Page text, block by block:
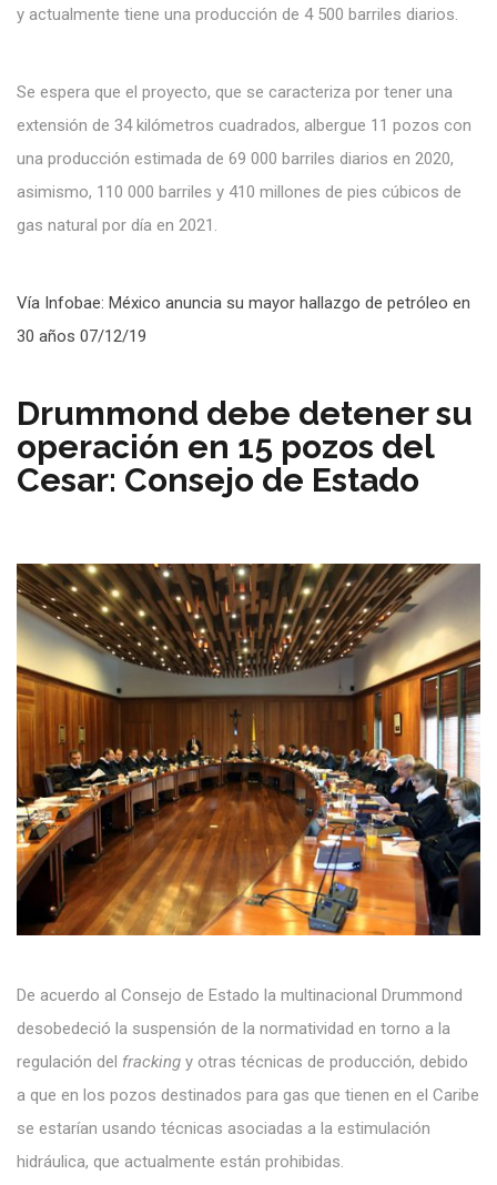
y actualmente tiene una producción de 4 500 barriles diarios.
Se espera que el proyecto, que se caracteriza por tener una
extensión de 34 kilómetros cuadrados, albergue 11 pozos con
una producción estimada de 69 000 barriles diarios en 2020,
asimismo, 110 000 barriles y 410 millones de pies cúbicos de
gas natural por día en 2021.
Vía Infobae: México anuncia su mayor hallazgo de petróleo en
30 años 07/12/19
Drummond debe detener su
operación en 15 pozos del
Cesar: Consejo de Estado
De acuerdo al Consejo de Estado la multinacional Drummond
desobedeció la suspensión de la normatividad en torno a la
regulación del fracking y otras técnicas de producción, debido
a que en los pozos destinados para gas que tienen en el Caribe
se estarían usando técnicas asociadas a la estimulación
hidráulica, que actualmente están prohibidas.